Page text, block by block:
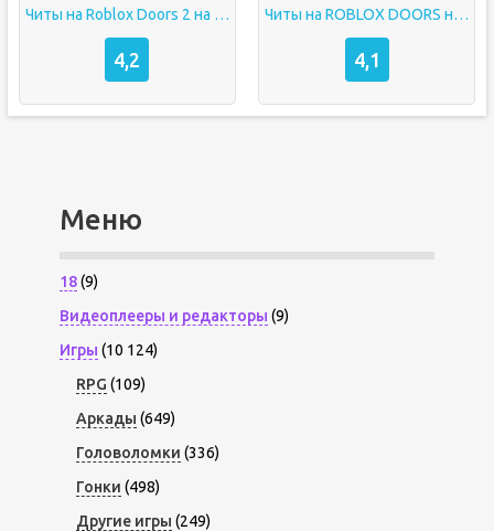
Читы на Roblox Doors 2 на Андроид
4,2
Читы на ROBLOX DOORS на Андроид
4,1
Меню
18(9)
Видеоплееры и редакторы (9)
Игры (10 124)
RPG (109)
Аркады (649)
Головоломки (336)
Гонки (498)
Другие игры (249)